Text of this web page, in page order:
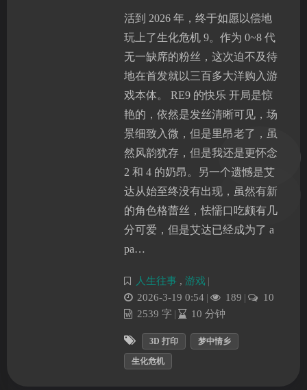
活到 2026 年，终于如愿以偿地
玩上了生化危机 9。作为 0~8 代
无一缺席的粉丝，这次迫不及待
地在首发就以三百多大洋购入游
戏本体。 RE9 的快乐 开局是惊
艳的，依然是发丝清晰可见，场
景细致入微，但是里昂老了，虽
然风韵犹存，但是我还是更怀念
2 和 4 的奶昂。另一个遗憾是艾
达从始至终没有出现，虽然有新
的角色格蕾丝，怯懦口吃颇有几
分可爱，但是艾达已经成为了 a
pa…
人生往事 ,游戏 |
2026-3-19 0:54 | 189 |
10
2539 字 | 10 分钟
3D 打印 梦中情乡
生化危机